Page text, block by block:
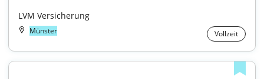
LVM Versicherung
Münster Vollzeit